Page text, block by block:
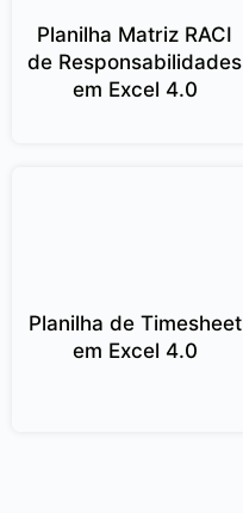
Planilha Matriz RACI
de Responsabilidades
em Excel 4.0
Planilha de Timesheet
em Excel 4.0